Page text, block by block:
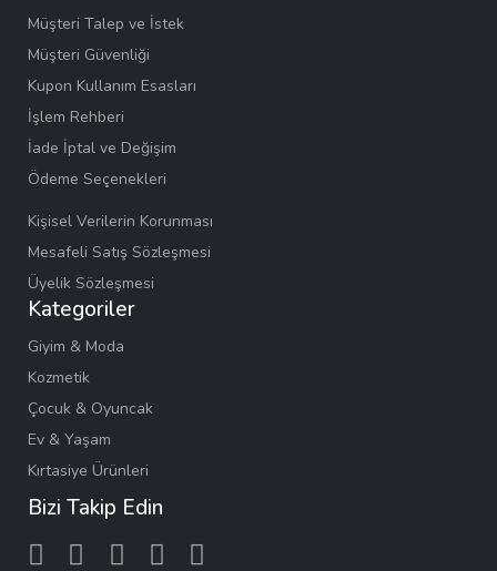
Müşteri Talep ve İstek
Müşteri Güvenliği
Kupon Kullanım Esasları
İşlem Rehberi
İade İptal ve Değişim
Ödeme Seçenekleri
Kişisel Verilerin Korunması
Mesafeli Satış Sözleşmesi
Üyelik Sözleşmesi
Kategoriler
Giyim & Moda
Kozmetik
Çocuk & Oyuncak
Ev & Yaşam
Kırtasiye Ürünleri
Bizi Takip Edin